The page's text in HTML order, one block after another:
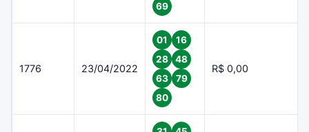
69
1776 23/04/2022
01
16
28
48
63
79
80
R$ 0,00